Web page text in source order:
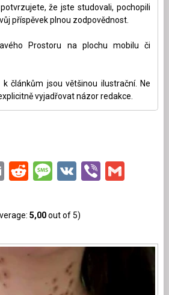
že jste studovali, pochopili
příspěvek plnou zodpovědnost.
Prostoru na plochu mobilu či
článkům jsou většinou ilustrační. Ne
vyjadřovat názor redakce.
EmailRedditMessage
VKViber
5,00out of 5)